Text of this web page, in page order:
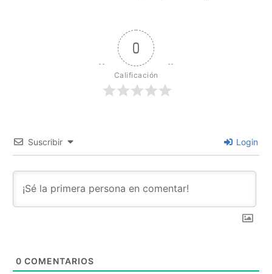
0
Calificación
Suscribir Login
0 COMENTARIOS